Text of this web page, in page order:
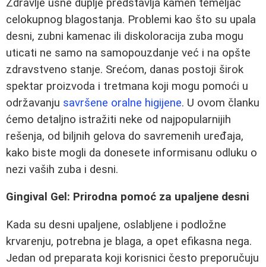
Zdravlje usne duplje predstavlja kamen temeljac
celokupnog blagostanja. Problemi kao što su upala
desni, zubni kamenac ili diskoloracija zuba mogu
uticati ne samo na samopouzdanje već i na opšte
zdravstveno stanje. Srećom, danas postoji širok
spektar proizvoda i tretmana koji mogu pomoći u
održavanju savršene oralne higijene. U ovom članku
ćemo detaljno istražiti neke od najpopularnijih
rešenja, od biljnih gelova do savremenih uređaja,
kako biste mogli da donesete informisanu odluku o
nezi vaših zuba i desni.
Gingival Gel: Prirodna pomoć za upaljene desni
Kada su desni upaljene, oslabljene i podložne
krvarenju, potrebna je blaga, a opet efikasna nega.
Jedan od preparata koji korisnici često preporučuju